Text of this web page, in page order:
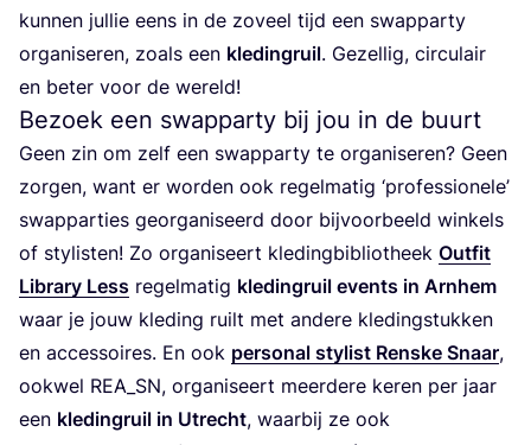
kun­nen jul­lie eens in de zoveel tijd een swap­par­ty
orga­ni­se­ren, zoals een kle­ding­ruil. Gezel­lig, cir­cu­lair
en beter voor de wereld!
Bezoek een swapparty bij jou in de buurt
Geen zin om zelf een swap­par­ty te orga­ni­se­ren? Geen
zor­gen, want er wor­den ook regel­ma­tig ‘pro­fes­si­o­ne­le’
swap­par­ties geor­ga­ni­seerd door bij­voor­beeld win­kels
of sty­lis­ten! Zo orga­ni­seert kle­ding­bi­bli­o­theek Out­fit
Libra­ry Less regel­ma­tig kle­ding­ruil events in Arn­hem
waar je jouw kle­ding ruilt met ande­re kle­ding­stuk­ken
en acces­soi­res. En ook per­so­nal sty­list Rens­ke Snaar,
ook­wel REA_SN, orga­ni­seert meer­de­re keren per jaar
een kle­ding­ruil in Utrecht, waar­bij ze ook